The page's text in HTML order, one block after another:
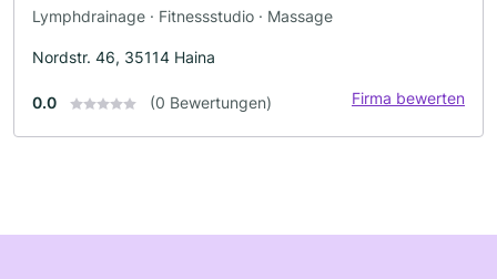
Lymphdrainage · Fitnessstudio · Massage
Nordstr. 46, 35114 Haina
0.0 (0 Bewertungen) Firma bewerten